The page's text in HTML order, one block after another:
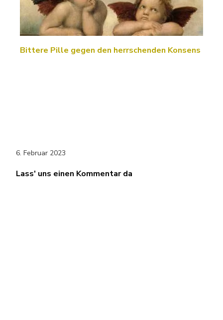
Bittere Pille gegen den herrschenden Konsens
6. Februar 2023
Lass' uns einen Kommentar da